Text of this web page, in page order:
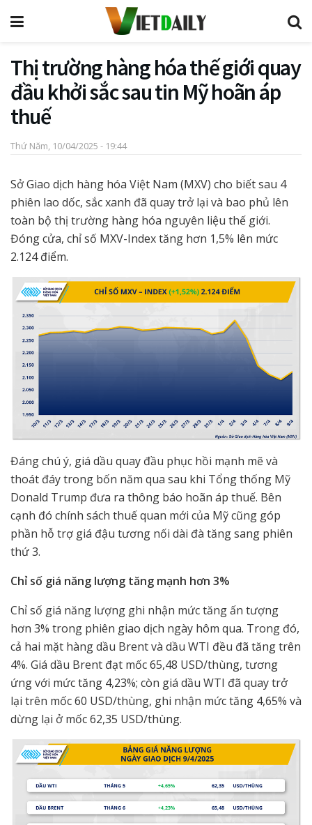
Thị trường hàng hóa thế giới quay
đầu khởi sắc sau tin Mỹ hoãn áp
thuế
Thứ Năm, 10/04/2025 - 19:44
Sở Giao dịch hàng hóa Việt Nam (MXV) cho biết sau 4
phiên lao dốc, sắc xanh đã quay trở lại và bao phủ lên
toàn bộ thị trường hàng hóa nguyên liệu thế giới.
Đóng cửa, chỉ số MXV-Index tăng hơn 1,5% lên mức
2.124 điểm.
Đáng chú ý, giá dầu quay đầu phục hồi mạnh mẽ và
thoát đáy trong bốn năm qua sau khi Tổng thống Mỹ
Donald Trump đưa ra thông báo hoãn áp thuế. Bên
cạnh đó chính sách thuế quan mới của Mỹ cũng góp
phần hỗ trợ giá đậu tương nối dài đà tăng sang phiên
thứ 3.
Chỉ số giá năng lượng tăng mạnh hơn 3%
Chỉ số giá năng lượng ghi nhận mức tăng ấn tượng
hơn 3% trong phiên giao dịch ngày hôm qua. Trong đó,
cả hai mặt hàng dầu Brent và dầu WTI đều đã tăng trên
4%. Giá dầu Brent đạt mốc 65,48 USD/thùng, tương
ứng với mức tăng 4,23%; còn giá dầu WTI đã quay trở
lại trên mốc 60 USD/thùng, ghi nhận mức tăng 4,65% và
dừng lại ở mốc 62,35 USD/thùng.